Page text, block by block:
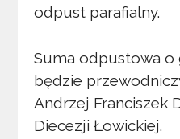
odpust parafialny.
Suma odpustowa o
będzie
Andrzej Franciszek
Diecezji Łowickiej.